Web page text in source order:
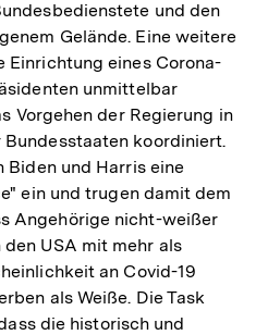
und den
Gelände. Eine weitere
Einrichtung eines Corona-
unmittelbar
Vorgehen der Regierung in
koordiniert.
Biden und Harris eine
ein und trugen damit dem
Angehörige nicht-weißer
USA mit mehr als
an Covid-19
als Weiße. Die Task
die historisch und